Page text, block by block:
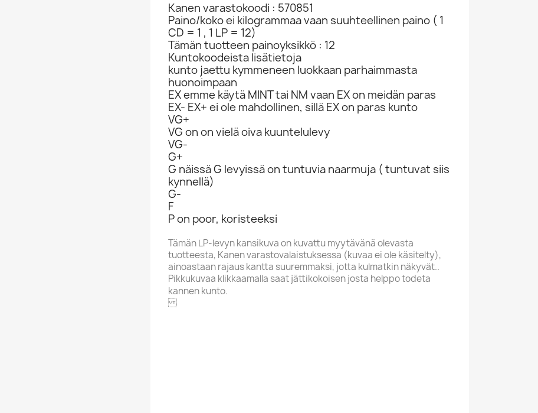
Kanen varastokoodi : 570851
Paino/koko ei kilogrammaa vaan suuhteellinen paino ( 1
CD = 1 , 1 LP = 12)
Tämän tuotteen painoyksikkö : 12
Kuntokoodeista lisätietoja
kunto jaettu kymmeneen luokkaan parhaimmasta
huonoimpaan
EX emme käytä MINT tai NM vaan EX on meidän paras
EX- EX+ ei ole mahdollinen, sillä EX on paras kunto
VG+
VG on on vielä oiva kuuntelulevy
VG-
G+
G näissä G levyissä on tuntuvia naarmuja ( tuntuvat siis
kynnellä)
G-
F
P on poor, koristeeksi
Tämän LP-levyn kansikuva on kuvattu myytävänä olevasta
tuotteesta, Kanen varastovalaistuksessa (kuvaa ei ole käsitelty),
ainoastaan rajaus kantta suuremmaksi, jotta kulmatkin näkyvät..
Pikkukuvaa klikkaamalla saat jättikokoisen josta helppo todeta
kannen kunto.